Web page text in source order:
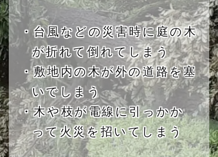
・台風などの災害時に庭の木
が折れて倒れてしまう
・敷地内の木が外の道路を塞
いでしまう
・木や枝が電線に引っかか
って火災を招いてしまう